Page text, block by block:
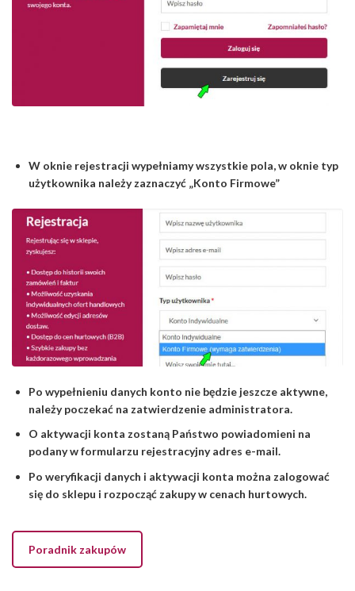
W oknie rejestracji wypełniamy wszystkie pola, w oknie typ
użytkownika należy zaznaczyć „Konto Firmowe”
Po wypełnieniu danych konto nie będzie jeszcze aktywne,
należy poczekać na zatwierdzenie administratora.
O aktywacji konta zostaną Państwo powiadomieni na
podany w formularzu rejestracyjny adres e-mail.
Po weryfikacji danych i aktywacji konta można zalogować
się do sklepu i rozpocząć zakupy w cenach hurtowych.
Poradnik zakupów